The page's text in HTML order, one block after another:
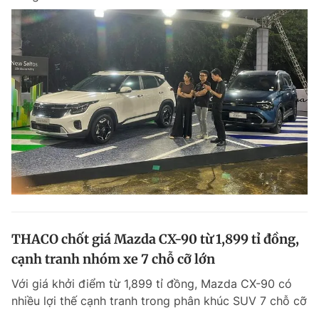
THACO chốt giá Mazda CX-90 từ 1,899 tỉ đồng,
cạnh tranh nhóm xe 7 chỗ cỡ lớn
Với giá khởi điểm từ 1,899 tỉ đồng, Mazda CX-90 có
nhiều lợi thế cạnh tranh trong phân khúc SUV 7 chỗ cỡ